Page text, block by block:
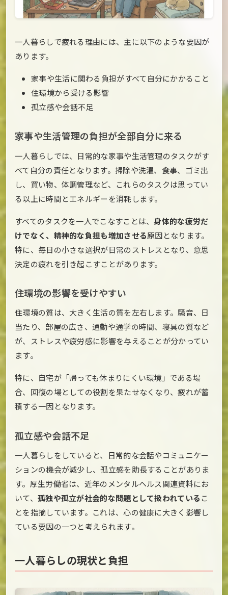
一人暮らしで疲れる理由には、主に以下のような要因が
あります。
家事や生活に関わる負担がすべて自分にかかること
住環境から受ける影響
孤立感や会話不足
家事や生活管理の負担が全部自分に来る
一人暮らしでは、日常的な家事や生活管理のタスクがす
べて自分の責任となります。掃除や洗濯、食事、ゴミ出
し、買い物、体調管理など、これらのタスクは思ってい
る以上に時間とエネルギーを消耗します。
すべてのタスクを一人でこなすことは、身体的な疲労だ
けでなく、精神的な負担も増加させる原因となります。
特に、毎日の小さな選択が日常のストレスとなり、意思
決定の疲れを引き起こすことがあります。
住環境の影響を受けやすい
住環境の質は、大きく生活の質を左右します。騒音、日
当たり、部屋の広さ、通勤や通学の時間、寝具の質など
が、ストレスや疲労感に影響を与えることが分かってい
ます。
特に、自宅が「帰っても休まりにくい環境」である場
合、回復の場としての役割を果たせなくなり、疲れが蓄
積する一因となります。
孤立感や会話不足
一人暮らしをしていると、日常的な会話やコミュニケー
ションの機会が減少し、孤立感を助長することがありま
す。厚生労働省は、近年のメンタルヘルス関連資料にお
いて、 孤独や孤立が社会的な問題として扱われているこ
とを指摘しています。これは、心の健康に大きく影響し
ている要因の一つと考えられます。
一人暮らしの現状と負担